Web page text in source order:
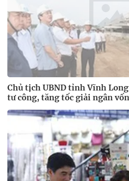
Chủ tịch UBND tỉnh Vĩnh
tư công, tăng tốc giải ngân vốn